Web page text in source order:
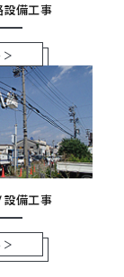
設備工事
設備工事